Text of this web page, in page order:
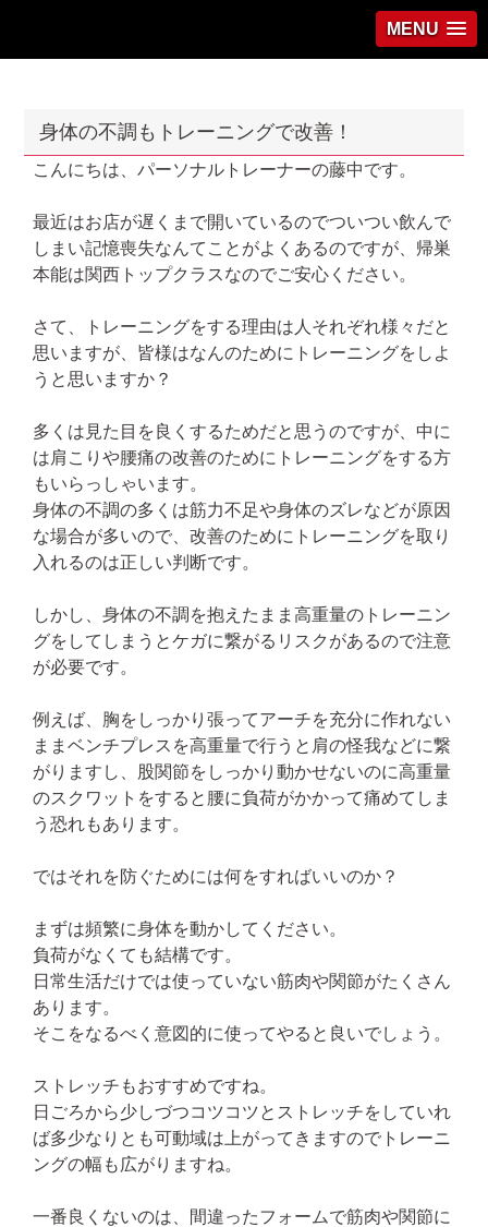
MENU
身体の不調もトレーニングで改善！
こんにちは、パーソナルトレーナーの藤中です。
最近はお店が遅くまで開いているのでついつい飲んで
しまい記憶喪失なんてことがよくあるのですが、帰巣
本能は関西トップクラスなのでご安心ください。
さて、トレーニングをする理由は人それぞれ様々だと
思いますが、皆様はなんのためにトレーニングをしよ
うと思いますか？
多くは見た目を良くするためだと思うのですが、中に
は肩こりや腰痛の改善のためにトレーニングをする方
もいらっしゃいます。
身体の不調の多くは筋力不足や身体のズレなどが原因
な場合が多いので、改善のためにトレーニングを取り
入れるのは正しい判断です。
しかし、身体の不調を抱えたまま高重量のトレーニン
グをしてしまうとケガに繋がるリスクがあるので注意
が必要です。
例えば、胸をしっかり張ってアーチを充分に作れない
ままベンチプレスを高重量で行うと肩の怪我などに繋
がりますし、股関節をしっかり動かせないのに高重量
のスクワットをすると腰に負荷がかかって痛めてしま
う恐れもあります。
ではそれを防ぐためには何をすればいいのか？
まずは頻繁に身体を動かしてください。
負荷がなくても結構です。
日常生活だけでは使っていない筋肉や関節がたくさん
あります。
そこをなるべく意図的に使ってやると良いでしょう。
ストレッチもおすすめですね。
日ごろから少しづつコツコツとストレッチをしていれ
ば多少なりとも可動域は上がってきますのでトレーニ
ングの幅も広がりますね。
一番良くないのは、間違ったフォームで筋肉や関節に